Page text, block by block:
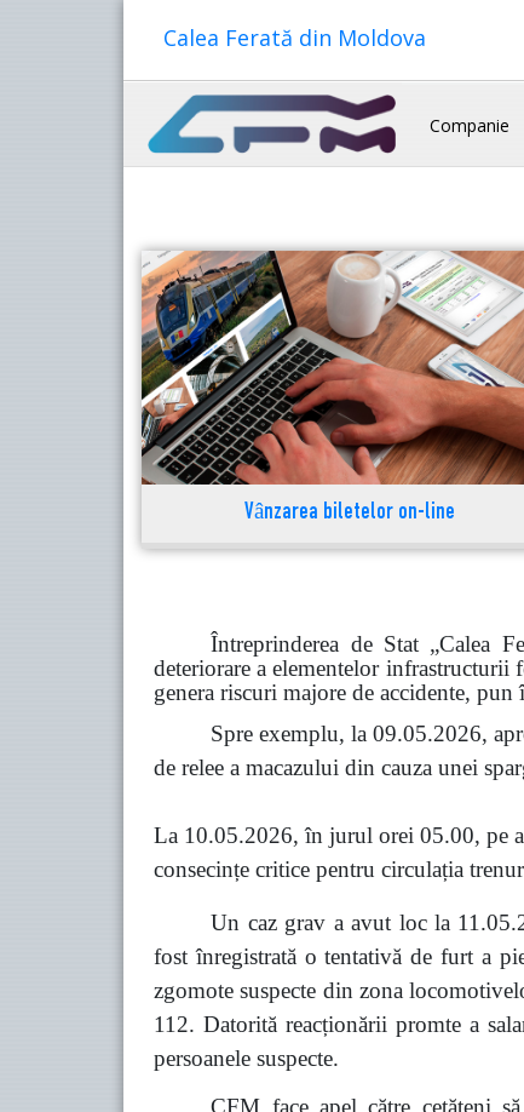
Calea Ferată din Moldova
Companie
Vânzarea biletelor on-line
Întreprinderea de Stat „Calea
deteriorare a elementelor infrastructurii
genera riscuri majore de accidente,
Spre exemplu, la 09.05.2026,
de relee a macazului din cauza unei
La 10.05.2026, în jurul orei 05.00, pe
consecințe critice pentru circulația
Un caz grav a avut loc la
fost înregistrată o tentativă de furt a
zgomote suspecte din zona
112. Datorită reacționării promte a
persoanele suspecte.
CFM face apel către cetățeni